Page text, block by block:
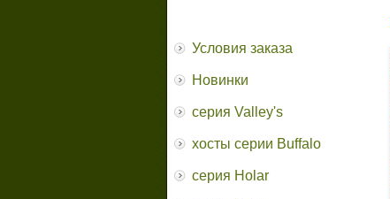
Условия заказа
Новинки
серия Valley's
хосты серии Buffalo
серия Holar